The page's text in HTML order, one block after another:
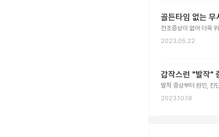
골든타임 없는
전조증상이 없어 더욱
2023.05.22
갑작스런 "발작"
발작 증상부터 원인, 진
2023.10.18